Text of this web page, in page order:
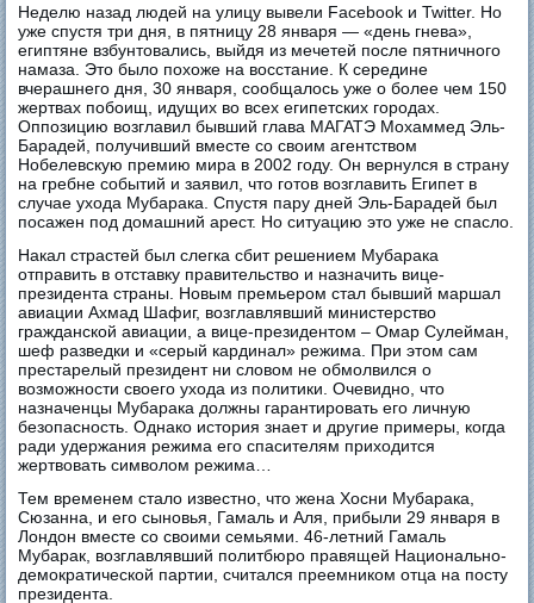
Неделю назад людей на улицу вывели Facebook и Twitter. Но
уже спустя три дня, в пятницу 28 января — «день гнева»,
египтяне взбунтовались, выйдя из мечетей после пятничного
намаза. Это было похоже на восстание. К середине
вчерашнего дня, 30 января, сообщалось уже о более чем 150
жертвах побоищ, идущих во всех египетских городах.
Оппозицию возглавил бывший глава МАГАТЭ Мохаммед Эль-
Барадей, получивший вместе со своим агентством
Нобелевскую премию мира в 2002 году. Он вернулся в страну
на гребне событий и заявил, что готов возглавить Египет в
случае ухода Мубарака. Спустя пару дней Эль-Барадей был
посажен под домашний арест. Но ситуацию это уже не спасло.
Накал страстей был слегка сбит решением Мубарака
отправить в отставку правительство и назначить вице-
президента страны. Новым премьером стал бывший маршал
авиации Ахмад Шафиг, возглавлявший министерство
гражданской авиации, а вице-президентом – Омар Сулейман,
шеф разведки и «серый кардинал» режима. При этом сам
престарелый президент ни словом не обмолвился о
возможности своего ухода из политики. Очевидно, что
назначенцы Мубарака должны гарантировать его личную
безопасность. Однако история знает и другие примеры, когда
ради удержания режима его спасителям приходится
жертвовать символом режима…
Тем временем стало известно, что жена Хосни Мубарака,
Сюзанна, и его сыновья, Гамаль и Аля, прибыли 29 января в
Лондон вместе со своими семьями. 46-летний Гамаль
Мубарак, возглавлявший политбюро правящей Национально-
демократической партии, считался преемником отца на посту
президента.